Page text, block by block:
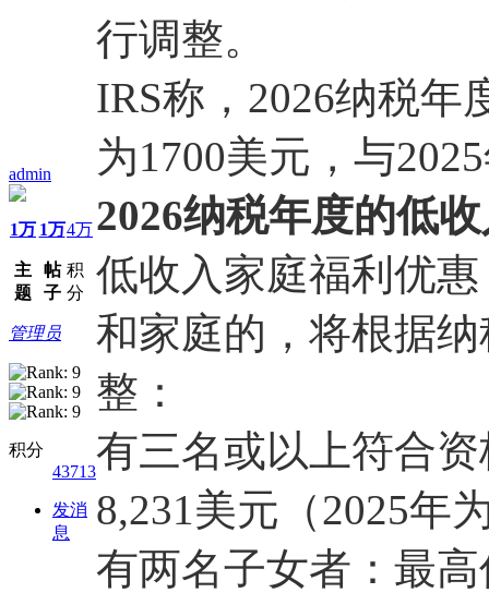
admin
1万
主
题
1万
帖
子
4万
积
分
管理员
积分
43713
发消
息
行调整。
IRS称，2026纳税年
为1700美元，与
2026纳税年度的低
低收入家庭福利优
和家庭的，将根据
整：
有三名或以上符合
8,231美元（2025年
有两名子女者：最